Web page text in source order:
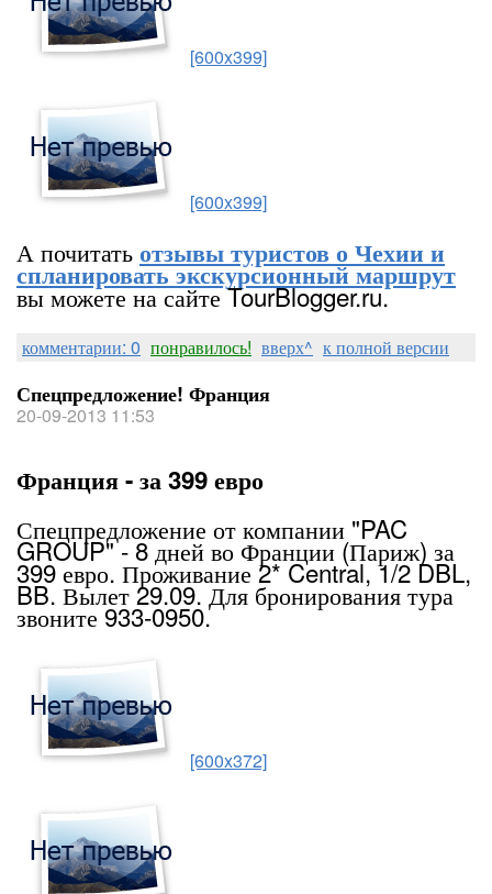
[600x399]
[600x399]
А почитатьотзывы туристов о Чехии и
спланировать экскурсионный маршрут
вы можете на сайте TourBlogger.ru.
комментарии: 0 понравилось! вверх^ к полной версии
Спецпредложение! Франция
20-09-2013 11:53
Франция - за 399 евро
Спецпредложение от компании "PAC
GROUP" - 8 дней во Франции (Париж) за
399 евро. Проживание 2* Central, 1/2 DBL,
BB. Вылет 29.09. Для бронирования тура
звоните 933-0950.
[600x372]